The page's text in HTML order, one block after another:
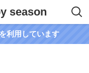
season
利用しています